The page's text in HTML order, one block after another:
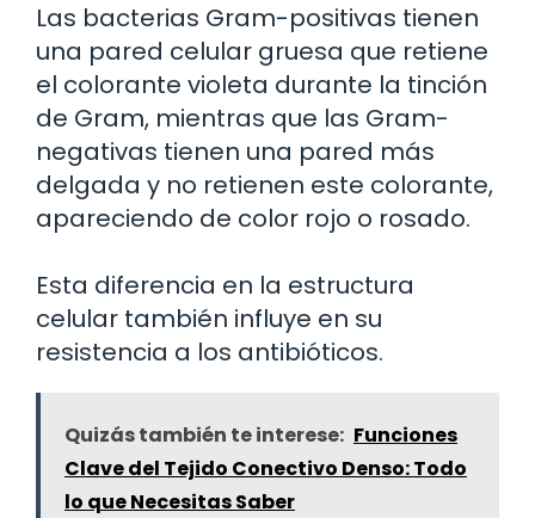
Las bacterias Gram-positivas tienen
una pared celular gruesa que retiene
el colorante violeta durante la tinción
de Gram, mientras que las Gram-
negativas tienen una pared más
delgada y no retienen este colorante,
apareciendo de color rojo o rosado.
Esta diferencia en la estructura
celular también influye en su
resistencia a los antibióticos.
Quizás también te interese: Funciones
Clave del Tejido Conectivo Denso: Todo
lo que Necesitas Saber